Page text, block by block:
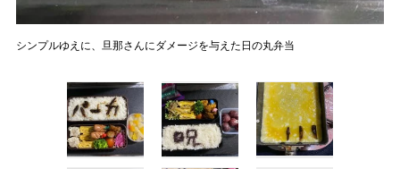
シンプルゆえに、旦那さんにダメージを与えた日の丸弁当